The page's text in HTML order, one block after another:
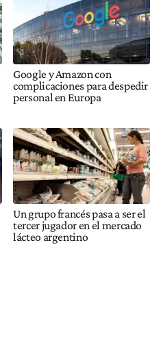
Google y Amazon con
complicaciones para despedir
personal en Europa
Un grupo francés pasa a ser el
tercer jugador en el mercado
lácteo argentino